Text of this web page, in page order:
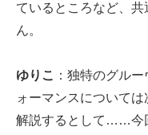
ているところなど、
ん。
ゆりこ
：独特のグル
ォーマンスについて
解説するとして……今